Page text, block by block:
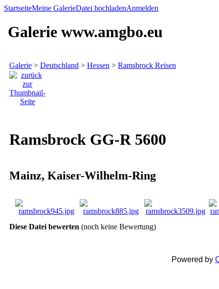
StartseiteMeine GalerieDatei hochladenAnmelden
Galerie www.amgbo.eu
Galerie > Deutschland > Hessen > Ramsbrock Reisen
Ramsbrock GG-R 5600
Mainz, Kaiser-Wilhelm-Ring
Diese Datei bewerten (noch keine Bewertung)
Powered by